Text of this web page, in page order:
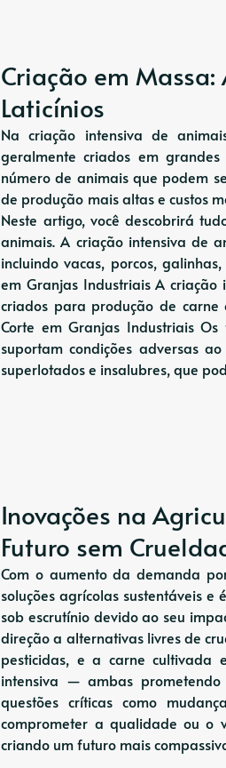
Criação em
Laticínios
Na criação intensiva de
geralmente criados em
número de animais que podem
de produção mais altas e custos
Neste artigo, você descobrirá
animais. A criação intensiva de
incluindo vacas, porcos,
em Granjas Industriais A criação
criados para produção de
Corte em Granjas Industriais
suportam condições adversas
superlotados e insalubres, que
Inovações na
Futuro sem
Com o aumento da demanda
soluções agrícolas sustentáveis
sob escrutínio devido ao seu
direção a alternativas livres de
pesticidas, e a carne cultivada
intensiva — ambas prometendo
questões críticas como
comprometer a qualidade ou o
criando um futuro mais